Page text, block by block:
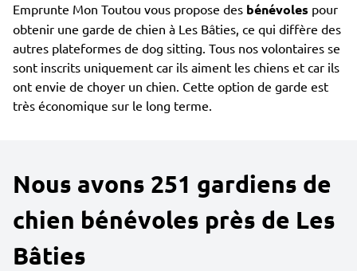
Emprunte Mon Toutou vous propose des bénévoles pour
obtenir une garde de chien à Les Bâties, ce qui diffère des
autres plateformes de dog sitting. Tous nos volontaires se
sont inscrits uniquement car ils aiment les chiens et car ils
ont envie de choyer un chien. Cette option de garde est
très économique sur le long terme.
Nous avons 251 gardiens de
chien bénévoles près de Les
Bâties